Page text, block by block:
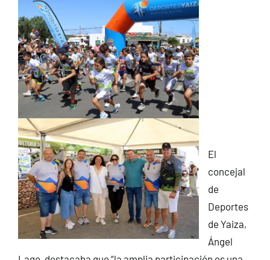
El
concejal
de
Deportes
de Yaiza,
Ángel